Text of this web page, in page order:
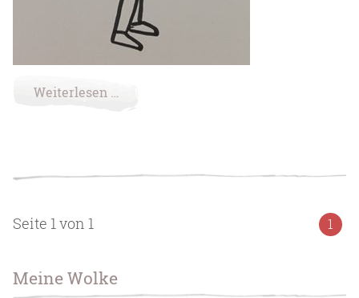
Weiterlesen …
Seite 1 von 1 1
Meine Wolke